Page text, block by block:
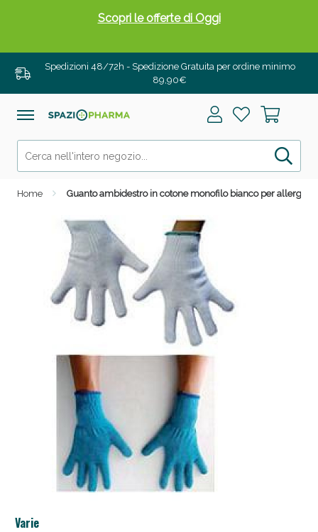
Spedizioni 48/72h - Spedizione Gratuita per ordine minimo
89,90€
Home Guanto ambidestro in cotone monofilo bianco per allergie
Varie
Scopri le offerte di Oggi
Drenanti e Pancia Piatta: Sconti fino al 55% validi
solo per OGGI!
Salini e Multivitaminici: oggi Sconto extra fino al